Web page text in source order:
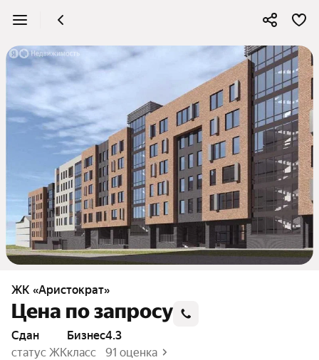
ЖК «Аристократ»
Цена по запросу
Сдан
статус ЖК
бизнес
класс
4.3
91 оценка